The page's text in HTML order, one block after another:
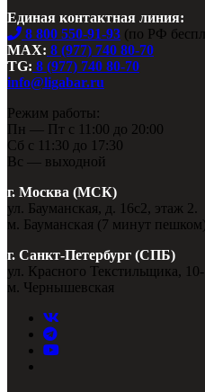
Единая контактная линия:
8 800 550-91-93 (по РФ
MAX: 8 (977) 740 80-70
TG: 8 (977) 740 80-70
info@ligabar.ru
Режим работы:
Пн — Пт с 11:00 до 20:00
Сб с 11:30 до 17:30
Вс — выходной
г. Москва (МСК)
ул. Бауманская, д. 16с2, этаж 2.
м. Бауманская (7 минут пешком)
г. Санкт-Петербург (СПБ)
ул. Красного Текстильщика,
м. Чернышевская